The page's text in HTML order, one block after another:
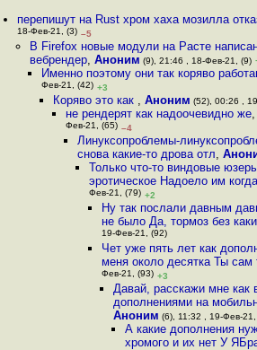
перепишут на Rust хром хаха мозилла
18-Фев-21, (3) –5
В Firefox новые модули на Расте
вебрендер, Аноним (9), 21:46 , 18-Фев-21, (9)
Именно поэтому они так коряво
Фев-21, (42) +3
Коряво это как ,Аноним (52), 00:26 ,
не рендерят как надоочевидно же,
Фев-21, (65) –4
Линуксопроблемы-
снова какие-то дрова отл,
Только что-то виндовые
эротическое Надоело им
Фев-21, (79) +2
Ну так послали давным
не было Да, тормоз без
19-Фев-21, (92)
Чет уже пять лет как
меня около десятка Ты сам
Фев-21, (93) +3
Давай, расскажи мне как
дополнениями на
Аноним (6), 11:32 , 19-Фев-21,
А какие дополнения
хромого и их нет У